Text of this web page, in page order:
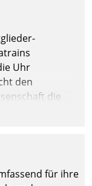
Uhr
den
die
oder PC.
für ihre